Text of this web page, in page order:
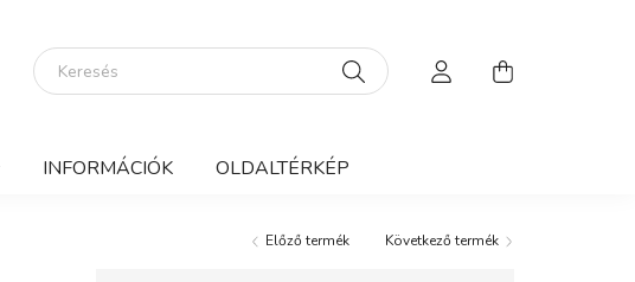
INFORMÁCIÓK OLDALTÉRKÉP
Előző termék Következő termék